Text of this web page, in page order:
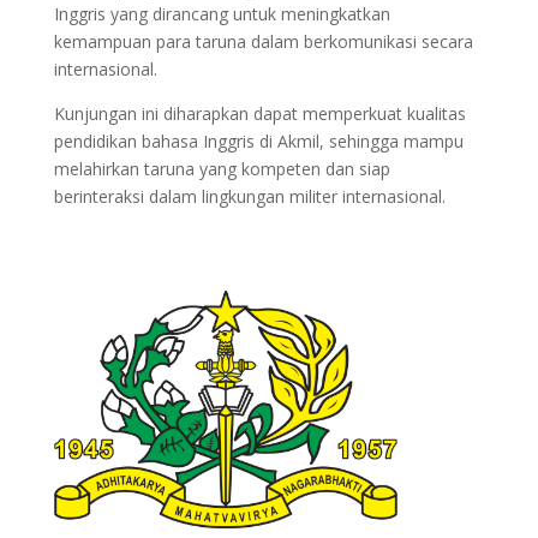
Inggris yang dirancang untuk meningkatkan
kemampuan para taruna dalam berkomunikasi secara
internasional.
Kunjungan ini diharapkan dapat memperkuat kualitas
pendidikan bahasa Inggris di Akmil, sehingga mampu
melahirkan taruna yang kompeten dan siap
berinteraksi dalam lingkungan militer internasional.